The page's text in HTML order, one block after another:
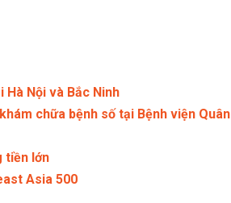
Hà Nội và Bắc Ninh
chữa bệnh số tại Bệnh viện Quân
tiền lớn
Asia 500